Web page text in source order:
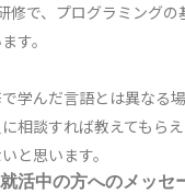
修で、プログラミングの
す。
学んだ言語とは異なる
相談すれば教えてもら
と思います。
活中の方へのメッセ